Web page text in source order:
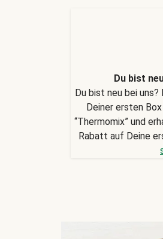
Du bist
Du bist neu bei
Deiner ersten
“Thermomix” und
Rabatt auf Deine